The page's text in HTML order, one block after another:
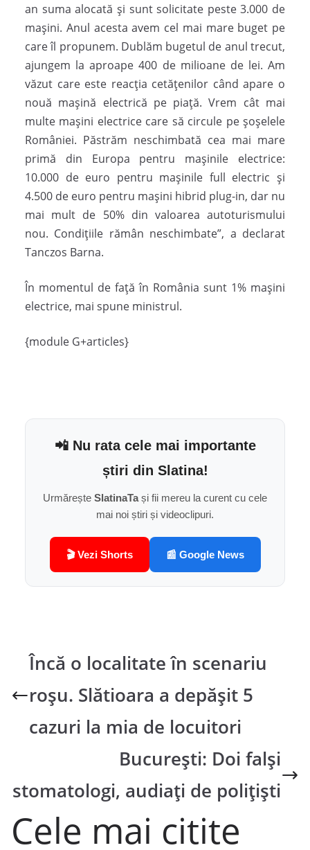
an suma alocată și sunt solicitate peste 3.000 de
mașini. Anul acesta avem cel mai mare buget pe
care îl propunem. Dublăm bugetul de anul trecut,
ajungem la aproape 400 de milioane de lei. Am
văzut care este reacția cetățenilor când apare o
nouă mașină electrică pe piață. Vrem cât mai
multe mașini electrice care să circule pe șoșelele
României. Păstrăm neschimbată cea mai mare
primă din Europa pentru mașinile electrice:
10.000 de euro pentru mașinile full electric și
4.500 de euro pentru mașini hibrid plug-in, dar nu
mai mult de 50% din valoarea autoturismului
nou. Condițiile rămân neschimbate”, a declarat
Tanczos Barna.
În momentul de față în România sunt 1% mașini
electrice, mai spune ministrul.
{module G+articles}
📲 Nu rata cele mai importante
știri din Slatina!
Urmărește SlatinaTași fii mereu la curent cu cele
mai noi știri și videoclipuri.
🎬 Vezi Shorts 📰 Google News
Încă o localitate în scenariu
roșu. Slătioara a depășit 5
cazuri la mia de locuitori
București: Doi falşi
stomatologi, audiaţi de poliţişti
Cele mai citite